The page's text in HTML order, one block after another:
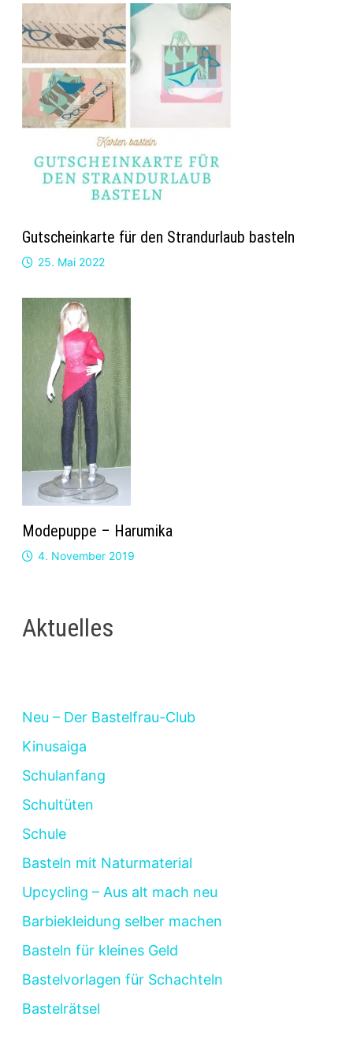
Gutscheinkarte für den Strandurlaub basteln
25. Mai 2022
Modepuppe – Harumika
4. November 2019
Aktuelles
Neu – Der Bastelfrau-Club
Kinusaiga
Schulanfang
Schultüten
Schule
Basteln mit Naturmaterial
Upcycling – Aus alt mach neu
Barbiekleidung selber machen
Basteln für kleines Geld
Bastelvorlagen für Schachteln
Bastelrätsel